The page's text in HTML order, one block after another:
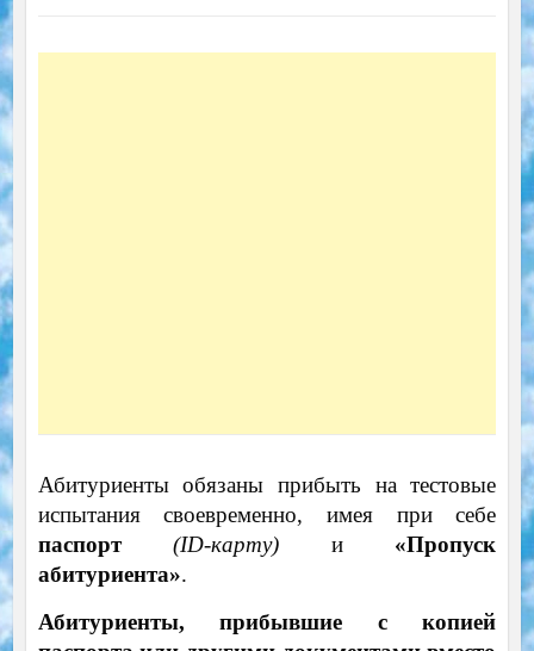
Абитуриенты обязаны прибыть на тестовые
испытания своевременно, имея при себе
паспорт
(ID-карту) и «Пропуск
абитуриента».
Абитуриенты, прибывшие с копией